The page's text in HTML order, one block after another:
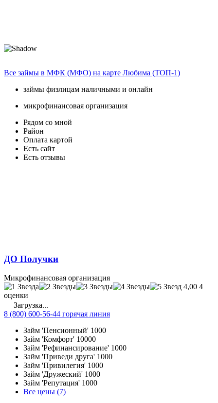
Все займы в МФК (МФО) на карте Любима (ТОП-1)
займы физлицам наличными и онлайн
микрофинансовая организация
Рядом со мной
Район
Оплата картой
Есть сайт
Есть отзывы
ДО Получки
Микрофинансовая организация
4,00 4
оценки
Загрузка...
8 (800) 600-56-44 горячая линия
Займ 'Пенсионный' 1000
Займ 'Комфорт' 10000
Займ 'Рефинансирование' 1000
Займ 'Приведи друга' 1000
Займ 'Привилегия' 1000
Займ 'Дружеский' 1000
Займ 'Репутация' 1000
Все цены (7)